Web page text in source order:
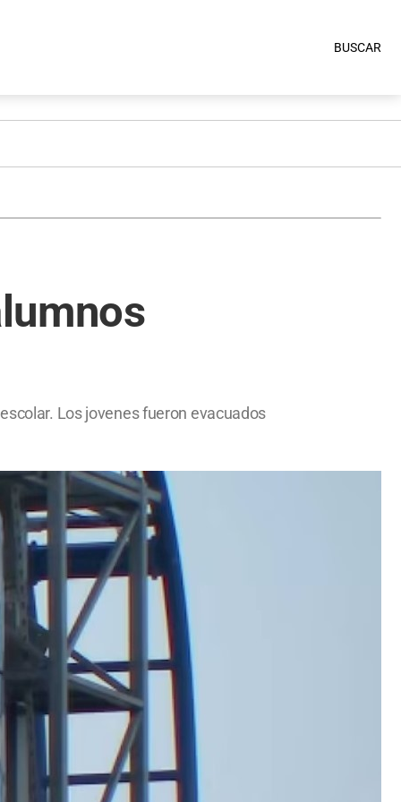
BUSCAR
Los jovenes fueron evacuados